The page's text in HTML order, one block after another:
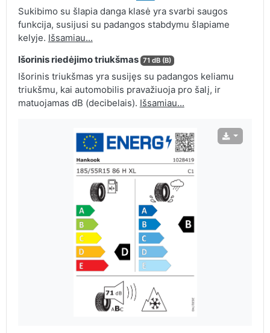
Sukibimo su šlapia danga klasė yra svarbi saugos
funkcija, susijusi su padangos stabdymu šlapiame
kelyje. Išsamiau...
Išorinis riedėjimo triukšmas 71 dB (B)
Išorinis triukšmas yra susijęs su padangos keliamu
triukšmu, kai automobilis pravažiuoja pro šalį, ir
matuojamas dB (decibelais). Išsamiau...